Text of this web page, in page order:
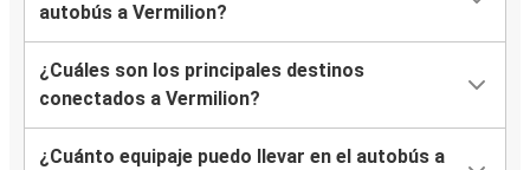
autobús a Vermilion?
¿Cuáles son los principales destinos
conectados a Vermilion?
¿Cuánto equipaje puedo llevar en el autobús a